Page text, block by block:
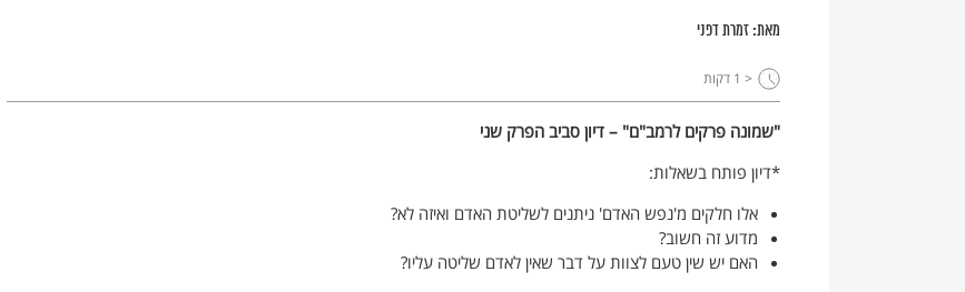
מאת:זמרת דפני
< 1 דקות
"שמונה פרקים לרמב"ם" – דיון סביב הפרק שני
*דיון פותח בשאלות:
אלו חלקים מ'נפש האדם' ניתנים לשליטת האדם ואיזה לא?
מדוע זה חשוב?
האם יש שין טעם לצוות על דבר שאין לאדם שליטה עליו?